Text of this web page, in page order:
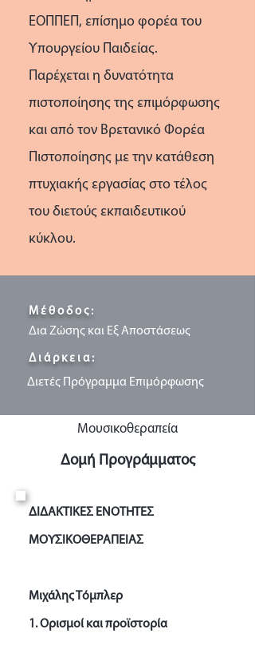
ΕΟΠΠΕΠ, επίσημο φορέα του
Υπουργείου Παιδείας.
Παρέχεται η δυνατότητα
πιστοποίησης της επιμόρφωσης
και από τον Βρετανικό Φορέα
Πιστοποίησης με την κατάθεση
πτυχιακής εργασίας στο τέλος
του διετούς εκπαιδευτικού
κύκλου.
Μέθοδος:
Δια Ζώσης και Εξ Αποστάσεως
Διάρκεια:
Διετές Πρόγραμμα Επιμόρφωσης
Μουσικοθεραπεία
Δομή Προγράμματος
ΔΙΔΑΚΤΙΚΕΣ ΕΝΟΤΗΤΕΣ
ΜΟΥΣΙΚΟΘΕΡΑΠΕΙΑΣ
Μιχάλης Τόμπλερ
1. Ορισμοί και προϊστορία